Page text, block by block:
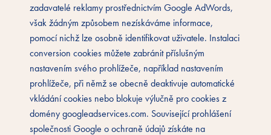
zadavatelé reklamy prostřednictvím Google AdWords,
však žádným způsobem nezískáváme informace,
pomocí nichž lze osobně identifikovat uživatele. Instalaci
conversion cookies můžete zabránit příslušným
nastavením svého prohlížeče, například nastavením
prohlížeče, při němž se obecně deaktivuje automatické
vkládání cookies nebo blokuje výlučně pro cookies z
domény googleadservices.com. Související prohlášení
společnosti Google o ochraně údajů získáte na